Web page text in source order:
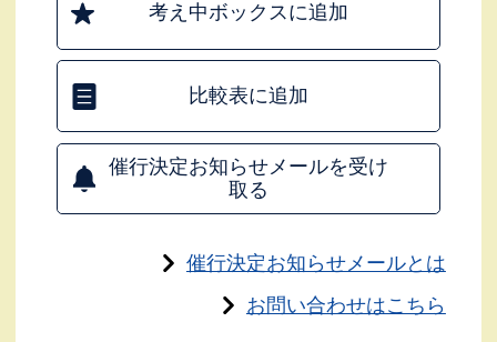
考え中ボックスに追加
比較表に追加
催行決定お知らせメールを受け
取る
催行決定お知らせメールとは
お問い合わせはこちら